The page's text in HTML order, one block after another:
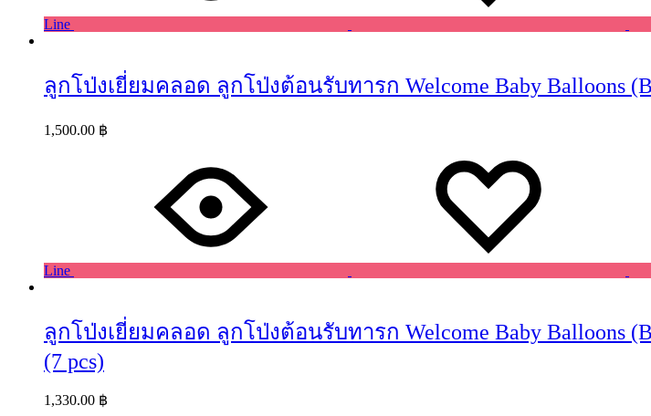
Line
ลูกโป่งเยี่ยมคลอด ลูกโป่งต้อนรับทารก Welcome Baby Balloons
1,500.00 ฿
Line
ลูกโป่งเยี่ยมคลอด ลูกโป่งต้อนรับทารก Welcome Baby Balloons
(7 pcs)
1,330.00 ฿